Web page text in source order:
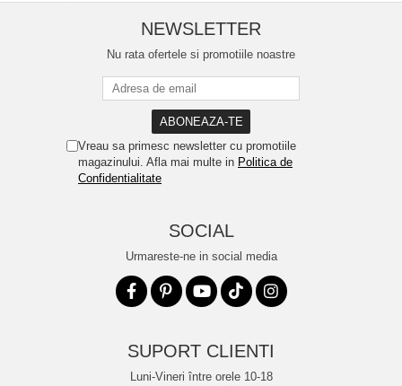
NEWSLETTER
Nu rata ofertele si promotiile noastre
Vreau sa primesc newsletter cu promotiile
magazinului. Afla mai multe in Politica de
Confidentialitate
SOCIAL
Urmareste-ne in social media
SUPORT CLIENTI
Luni-Vineri între orele 10-18